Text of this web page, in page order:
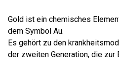
Gold ist ein chemisches
dem Symbol Au.
Es gehört zu den
der zweiten Generation, die zur